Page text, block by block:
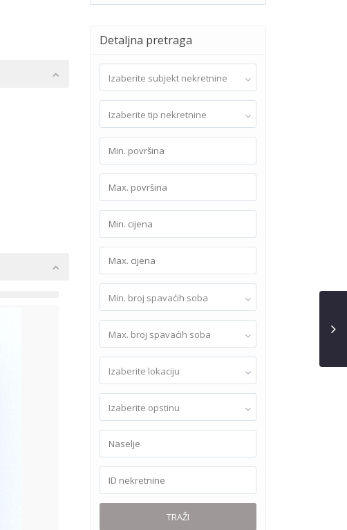
Detaljna pretraga
Izaberite subjekt nekretnine
Izaberite tip nekretnine
Min. broj spavaćih soba
Max. broj spavaćih soba
Izaberite lokaciju
Izaberite opstinu
TRAŽI